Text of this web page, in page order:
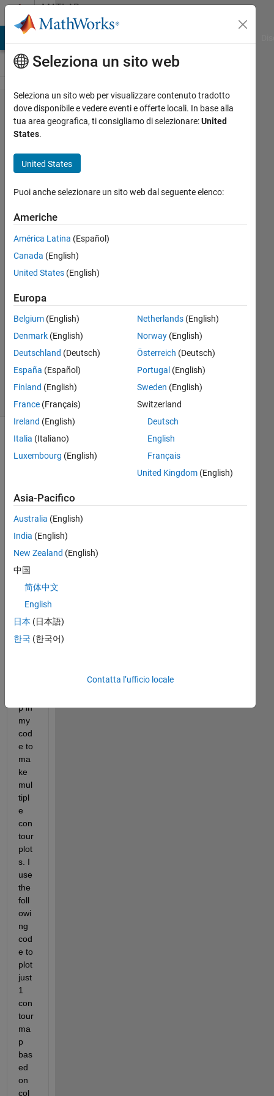
Vai al contenutoMATLAB
Answers
How can I
create for
contourf
plots
somewhere?
Behrooz
7 Feb
2023
2
Risposte
7 Feb 2023
8
Visualizzazioni
(30 giorni)
POFDE.mat
Hi
all,
nee
cre
p in
my
cod
e to
ma
ke
mul
tipl
e
con
tour
plot
s. I
use
the
foll
owi
ng
cod
e to
plot
just
1
con
tour
ma
p
bas
ed
on
col
Seleziona un sito web
Seleziona un sito web per visualizzare contenuto tradotto
dove disponibile e vedere eventi e offerte locali. In base alla
tua area geografica, ti consigliamo di selezionare:United
States.
United States
Puoi anche selezionare un sito web dal seguente elenco:
Americhe
América Latina (Español)
Canada (English)
United States (English)
Europa
Belgium (English)
Denmark (English)
Deutschland (Deutsch)
España (Español)
Finland (English)
France (Français)
Ireland (English)
Italia (Italiano)
Luxembourg (English)
Netherlands(English)
Norway(English)
Österreich (Deutsch)
Portugal (English)
Sweden (English)
Switzerland
Deutsch
English
Français
United Kingdom(English)
Asia-Pacifico
Australia (English)
India (English)
New Zealand (English)
中国
简体中文
English
日本 (日本語)
한국 (한국어)
Contatta l’ufficio locale